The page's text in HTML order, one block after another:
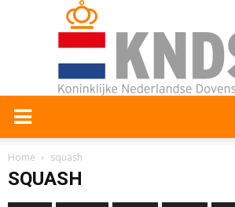
Home squash
SQUASH